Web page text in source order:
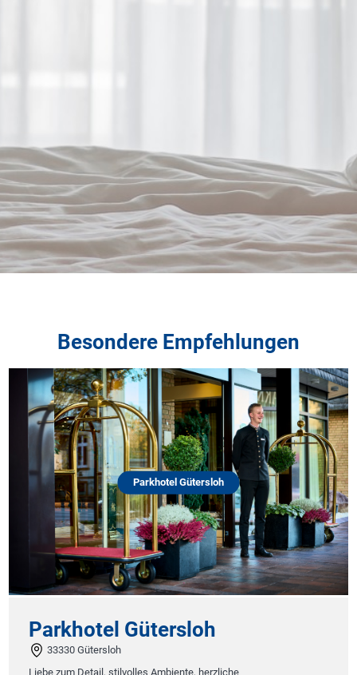
Besondere Empfehlungen
Parkhotel Gütersloh
Parkhotel Gütersloh
33330 Gütersloh
Liebe zum Detail, stilvolles Ambiente, herzliche